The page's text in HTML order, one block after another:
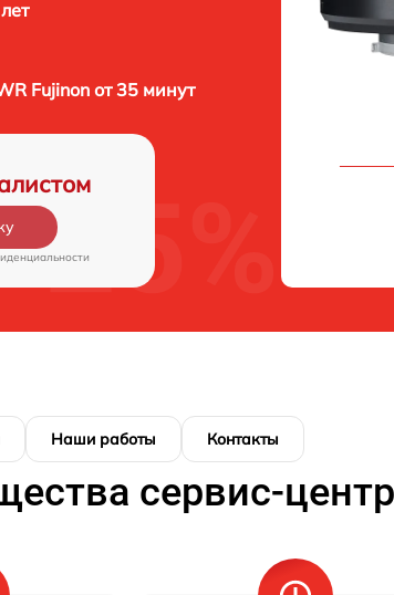
Fujinon от 35 минут
Наши работы Контакты
сервис-